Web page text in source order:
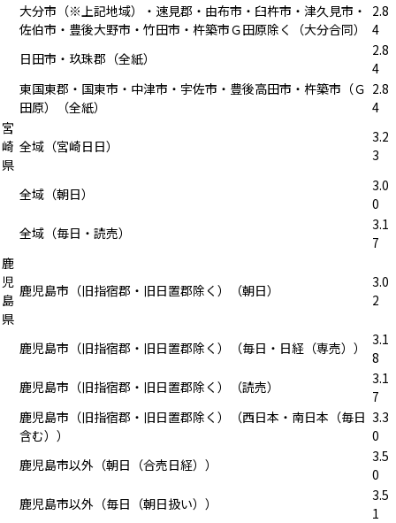
大分市（※上記地域）・速見郡・由布市・臼杵市・津久見市・
佐伯市・豊後大野市・竹田市・杵築市Ｇ田原除く（大分合同）
2.8
4
日田市・玖珠郡（全紙）
2.8
4
東国東郡・国東市・中津市・宇佐市・豊後高田市・杵築市（Ｇ
田原）（全紙）
2.8
4
宮
崎
県
全域（宮崎日日）
3.2
3
全域（朝日）
3.0
0
全域（毎日・読売）
3.1
7
鹿
児
島
県
鹿児島市（旧指宿郡・旧日置郡除く）（朝日）
3.0
2
鹿児島市（旧指宿郡・旧日置郡除く）（毎日・日経（専売））
3.1
8
鹿児島市（旧指宿郡・旧日置郡除く）（読売）
3.1
7
鹿児島市（旧指宿郡・旧日置郡除く）（西日本・南日本（毎日
含む））
3.3
0
鹿児島市以外（朝日（合売日経））
3.5
0
鹿児島市以外（毎日（朝日扱い））
3.5
1